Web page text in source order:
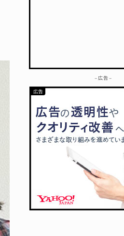
– 広告 –